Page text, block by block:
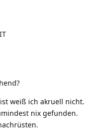
weiß ich akruell nicht.
nix gefunden.